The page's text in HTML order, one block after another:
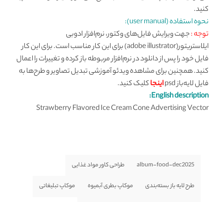
کنید.
نحوه استفاده (user manual):
توجه :جهت ویرایش فایل‌های وکتور، نرم‌افزار ادوبی
ایلاستریتور(adobe illustrator) برای این کار مناسب است. برای این کار
فایل خود را پس از دانلود در نرم‌افزار مربوطه باز کرده و تغییرات را اعمال
کنید. همچنین برای مشاهده ویدئو آموزشی تبدیل تصاویر و طرح‌ها به
فایل لایه‌باز psd
اینجاکلیک کنید.
English description:
Strawberry Flavored Ice Cream Cone Advertising Vector
album-food-dec2025 طراحی کاور مواد غذایی
طرح لایه باز بسته‌بندی موکاپ بطری آبمیوه موکاپ تبلیغاتی